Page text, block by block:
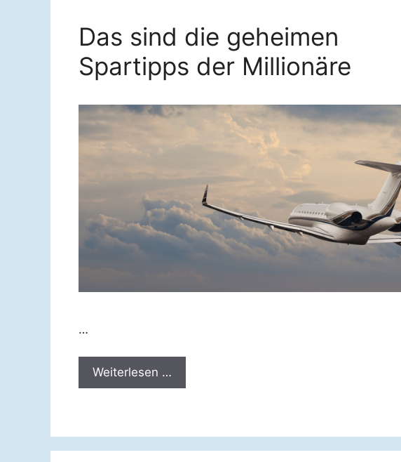
Das sind die geheimen
Spartipps der Millionäre
…
Weiterlesen …